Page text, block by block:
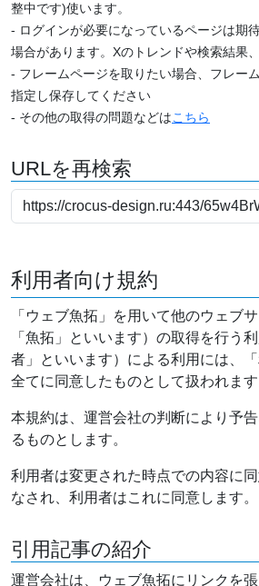
整中です)使います。
- ログインが必要になっているページは期
場合があります。Xのトレンドや検索結果
- フレームページを取りたい場合、フレー
指定し保存してください
- その他の取得の問題などはこちら
URLを再検索
利用者向け規約
「ウェブ魚拓」を用いて他のウェブ
「魚拓」といいます）の取得を行う
者」といいます）による利用には、
全てに同意したものとして扱われます
本規約は、運営会社の判断により予
るものとします。
利用者は変更された時点での内容に
なされ、利用者はこれに同意します。
引用記事の紹介
運営会社は、ウェブ魚拓にリンクを